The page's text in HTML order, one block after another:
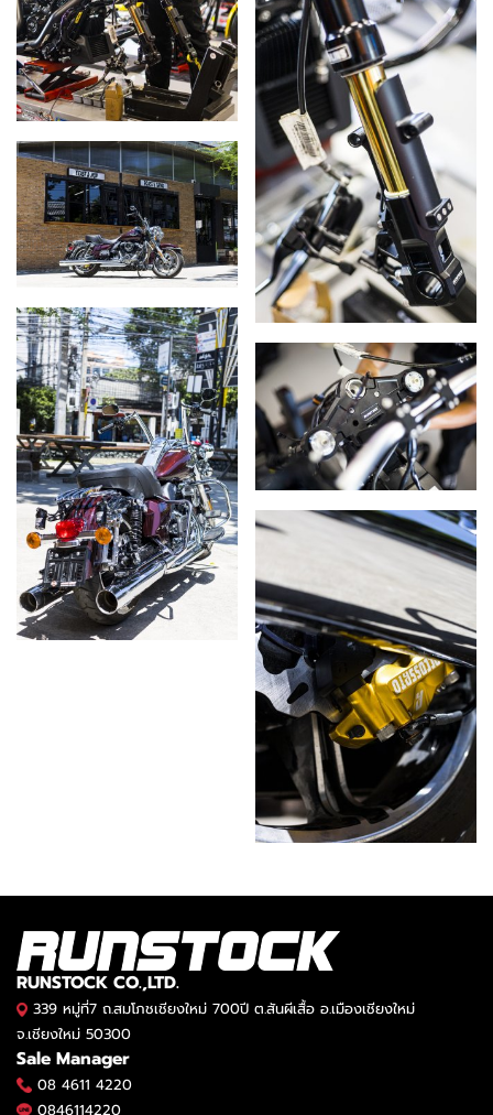
RUNSTOCK CO.,LTD.
339 หมู่ที่7 ถ.สมโภชเชียงใหม่ 700ปี ต.สันผีเสื้อ อ.เมืองเชียงใหม่
จ.เชียงใหม่ 50300
Sale Manager
08 4611 4220
0846114220